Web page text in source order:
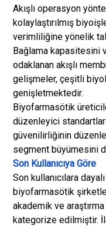
Akışlı operasyon
kolaylaştırılmış
verimliliğine yönelik
Bağlama kapasitesini
odaklanan akışlı
gelişmeler, çeşitli
genişletmektedir.
Biyofarmasötik
düzenleyici
güvenilirliğinin
segment büyümesini
Son Kullanıcıya Göre
Son kullanıcılara
biyofarmasötik
akademik ve
kategorize edilmiştir.